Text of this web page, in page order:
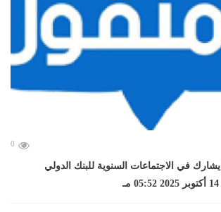
0
يشارك في الاجتماعات السنوية للبنك الدولي